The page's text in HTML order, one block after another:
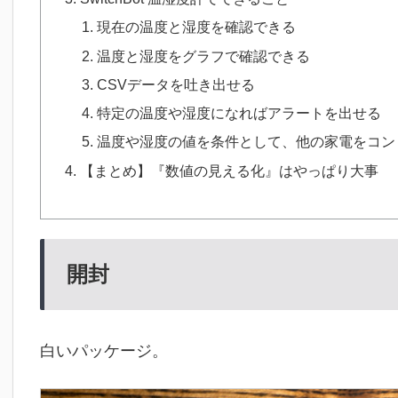
現在の温度と湿度を確認できる
温度と湿度をグラフで確認できる
CSVデータを吐き出せる
特定の温度や湿度になればアラートを出せる
温度や湿度の値を条件として、他の家電をコ
【まとめ】『数値の見える化』はやっぱり大事
開封
白いパッケージ。